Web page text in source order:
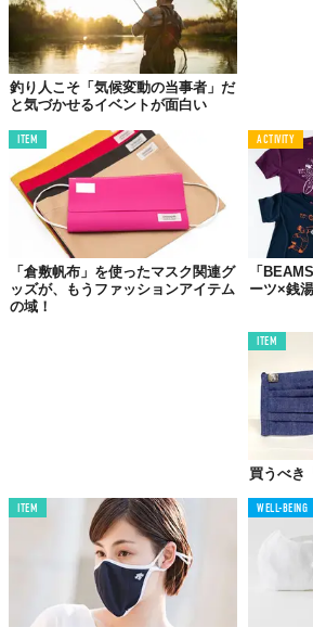
うことなしのアディダスマスク。
オンラインでの予約販売では即完売し、店
大なので、お早めに店舗をチェック！
詳しくはコチラ＞＞＞
『adidas FACE COVER（アディダス
【価格】2189円（税込）／1パック
【カラー】ホワイト、ブラック
【サイズ】XS/S、M/L
【発売日】販売中（2月7日時点）
【発売サイト】 https://shop.adidas.jp/
02. UNDER ARMOUR（アンダー
釣り人こそ「気候変動の当事者」だ
と気づかせるイベントが面白い
ITEM
「倉敷帆布」を使ったマスク関連グ
ッズが、もうファッションアイテム
の域！
ACTIVITY
「
ーツ×銭
ITEM
買うべき
ITEM WELL-BEING